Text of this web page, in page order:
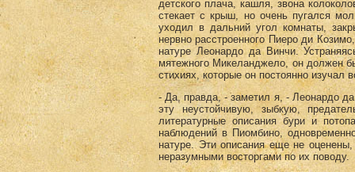
детского плача, кашля, звона
стекает с крыш, но очень пугался
уходил в дальний угол комнаты,
нервно расстроенного Пиеро ди
натуре Леонардо да Винчи.
мятежного Микеланджело, он должен
стихиях, которые он постоянно изучал
- Да, правда, - заметил я, - Леонардо
эту неустойчивую, зыбкую,
литературные описания бури и
наблюдений в Пиомбино,
натуре. Эти описания еще не
неразумными восторгами по их поводу.